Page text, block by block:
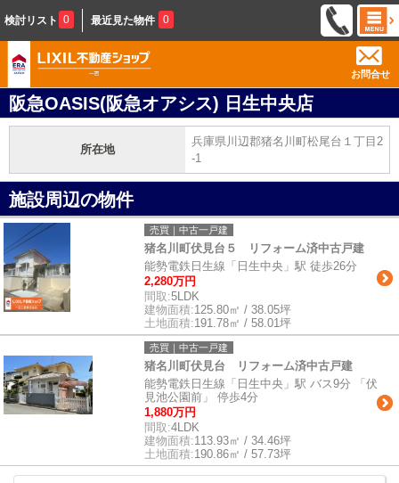
検討リスト 0 最近見た物件 0
お問合せ
阪急OASIS(阪急オアシス) 日生中央店
所在地
兵庫県川辺郡猪名川町松尾台１丁目2
-1
施設周辺の物件
売買｜中古一戸建
猪名川町伏見台５ リフォーム済中古戸建
能勢電鉄日生線「日生中央」駅 徒歩26分
2,280万円
間取:5LDK
建物面積:125.80㎡ / 38.05坪
土地面積:191.78㎡ / 58.01坪
売買｜中古一戸建
猪名川町伏見台 リフォーム済中古戸建
能勢電鉄日生線「日生中央」駅 バス9分 「伏
見池公園前」 停歩4分
1,880万円
間取:4LDK
建物面積:113.93㎡ / 34.46坪
土地面積:190.86㎡ / 57.73坪